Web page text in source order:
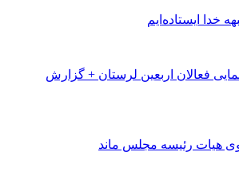
خدا ایستاده‌ایم
فعالان اربعین لرستان + گزارش
هیات رئیسه مجلس ماند